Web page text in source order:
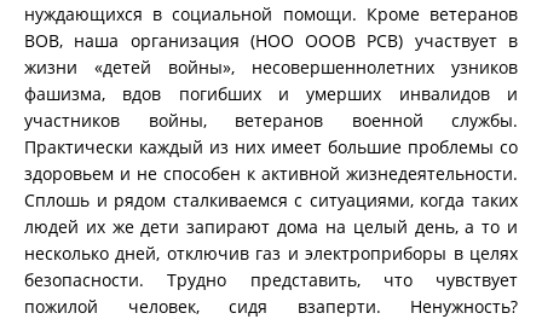
нуждающихся в социальной помощи. Кроме ветеранов
ВОВ, наша организация (НОО ОООВ РСВ) участвует в
жизни «детей войны», несовершеннолетних узников
фашизма, вдов погибших и умерших инвалидов и
участников войны, ветеранов военной службы.
Практически каждый из них имеет большие проблемы со
здоровьем и не способен к активной жизнедеятельности.
Сплошь и рядом сталкиваемся с ситуациями, когда таких
людей их же дети запирают дома на целый день, а то и
несколько дней, отключив газ и электроприборы в целях
безопасности. Трудно представить, что чувствует
пожилой человек, сидя взаперти. Ненужность?